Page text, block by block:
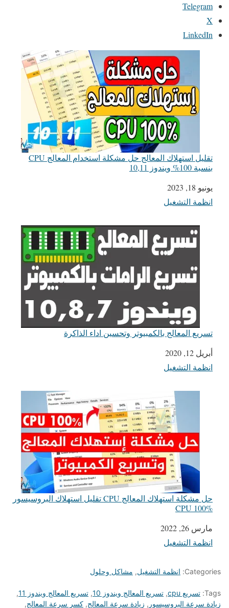
Telegram
X
LinkedIn
تقليل استهلاك المعالج حل مشكلة استخدام المعالج CPU
بنسبة 100% ويندوز 10,11
التاريخ
يونيو 18, 2023
في ما يتعلق بما يأتي
انظمة التشغيل
تسريع المعالج بالكمبيوتر وتحسين اداء الذاكرة
التاريخ
أبريل 12, 2020
في ما يتعلق بما يأتي
انظمة التشغيل
حل مشكلة استهلاك المعالج CPU تقليل استهلاك البروسيسور
CPU 100%
التاريخ
مارس 26, 2022
في ما يتعلق بما يأتي
انظمة التشغيل
Categories: انظمة التشغيل, مشاكل وحلول
Tags: تسريع cpu , تسريع المعالج ويندوز 10 , تسريع المعالج ويندوز 11
,
زيادة سرعة البروسيسور , زيادة سرعة المعالج, كسر سرعة المعالج,